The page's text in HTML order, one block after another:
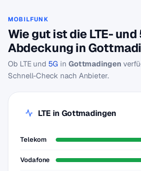
MOBILFUNK
Wie gut ist die LTE- und
Abdeckung in
Ob LTE und 5G in Gottmadingen
Schnell-Check nach Anbieter.
LTE in Gottmadingen
Telekom
Vodafone